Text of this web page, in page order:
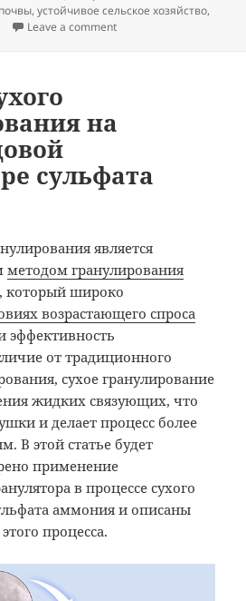
,устойчивое сельское хозяйство,
Leave a commenton Оборудование для
на
сульфата
является
методом гранулирования
, который широко
возрастающего спроса
эффективность
от традиционного
сухое гранулирование
жидких связующих, что
и делает процесс более
В этой статье будет
применение
в процессе сухого
аммония и описаны
процесса.